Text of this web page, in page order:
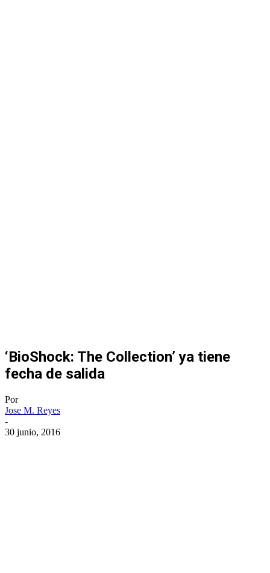
‘BioShock: The Collection’ ya tiene
fecha de salida
Por
Jose M. Reyes
-
30 junio, 2016